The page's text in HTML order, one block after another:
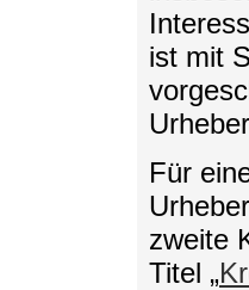
ist mit
Für
zweite
Titel „